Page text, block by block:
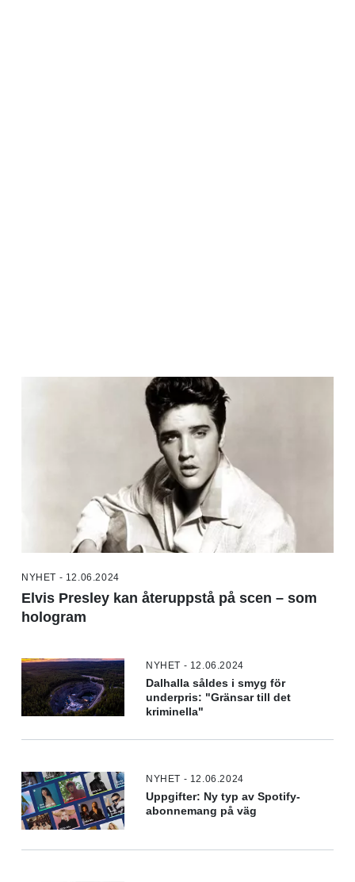
NYHET - 12.06.2024
Elvis Presley kan återuppstå på scen – som
hologram
NYHET - 12.06.2024
Dalhalla såldes i smyg för
underpris: "Gränsar till det
kriminella"
NYHET - 12.06.2024
Uppgifter: Ny typ av Spotify-
abonnemang på väg